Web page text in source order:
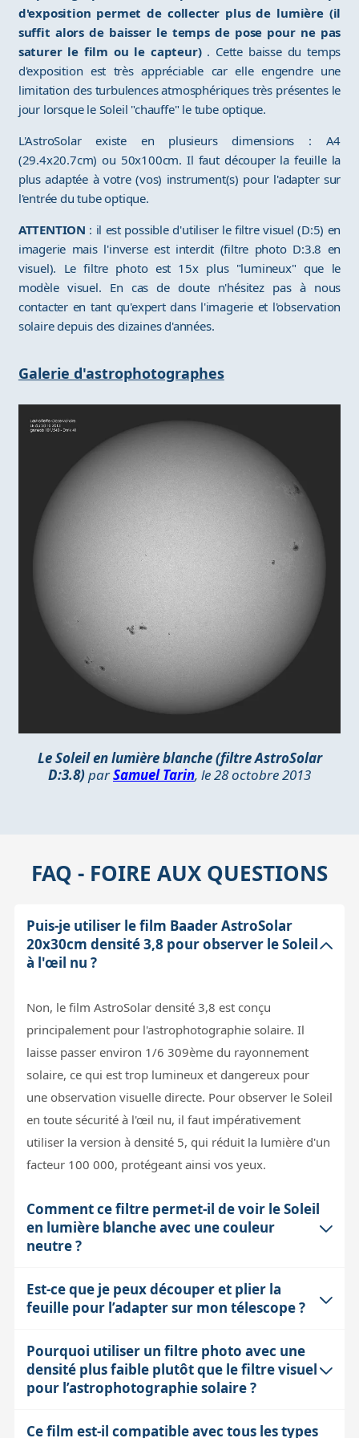
d'exposition permet de collecter plus de lumière (il
suffit alors de baisser le temps de pose pour ne pas
saturer le film ou le capteur) . Cette baisse du temps
d'exposition est très appréciable car elle engendre une
limitation des turbulences atmosphériques très présentes le
jour lorsque le Soleil "chauffe" le tube optique.
L'AstroSolar existe en plusieurs dimensions : A4
(29.4x20.7cm) ou 50x100cm. Il faut découper la feuille la
plus adaptée à votre (vos) instrument(s) pour l'adapter sur
l'entrée du tube optique.
ATTENTION : il est possible d'utiliser le filtre visuel (D:5) en
imagerie mais l'inverse est interdit (filtre photo D:3.8 en
visuel). Le filtre photo est 15x plus "lumineux" que le
modèle visuel. En cas de doute n'hésitez pas à nous
contacter en tant qu'expert dans l'imagerie et l'observation
solaire depuis des dizaines d'années.
Galerie d'astrophotographes
Le Soleil en lumière blanche (filtre AstroSolar
D:3.8)parSamuel Tarin, le 28 octobre 2013
FAQ - FOIRE AUX QUESTIONS
Puis-je utiliser le film Baader AstroSolar
20x30cm densité 3,8 pour observer le Soleil
à l'œil nu ?
Non, le film AstroSolar densité 3,8 est conçu
principalement pour l'astrophotographie solaire. Il
laisse passer environ 1/6 309ème du rayonnement
solaire, ce qui est trop lumineux et dangereux pour
une observation visuelle directe. Pour observer le Soleil
en toute sécurité à l'œil nu, il faut impérativement
utiliser la version à densité 5, qui réduit la lumière d'un
facteur 100 000, protégeant ainsi vos yeux.
Comment ce filtre permet-il de voir le Soleil
en lumière blanche avec une couleur
neutre ?
Le film Baader AstroSolar est fabriqué avec un procédé
qui préserve la transmission uniforme sur presque tout
peuvent altérer les couleurs en coupant certaines
longueurs d'onde, ce film restitue la couleur naturelle
les facules qui émettent davantage dans le bleu, sans
Est-ce que je peux découper et plier la
feuille pour l’adapter sur mon télescope ?
Il est possible de découper la feuille pour l'ajuster à
l'entrée de votre instrument, mais il ne faut en aucun
cas la plier. Le film est extrêmement fin et fragile ; un
Pourquoi utiliser un filtre photo avec une
densité plus faible plutôt que le filtre visuel
pour l’astrophotographie solaire ?
En imagerie solaire, le filtre photo densité 3,8 laisse
Ce film est-il compatible avec tous les types